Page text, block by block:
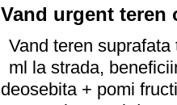
Vand urgent teren
Vand teren
ml la strada,
deosebita + pomi